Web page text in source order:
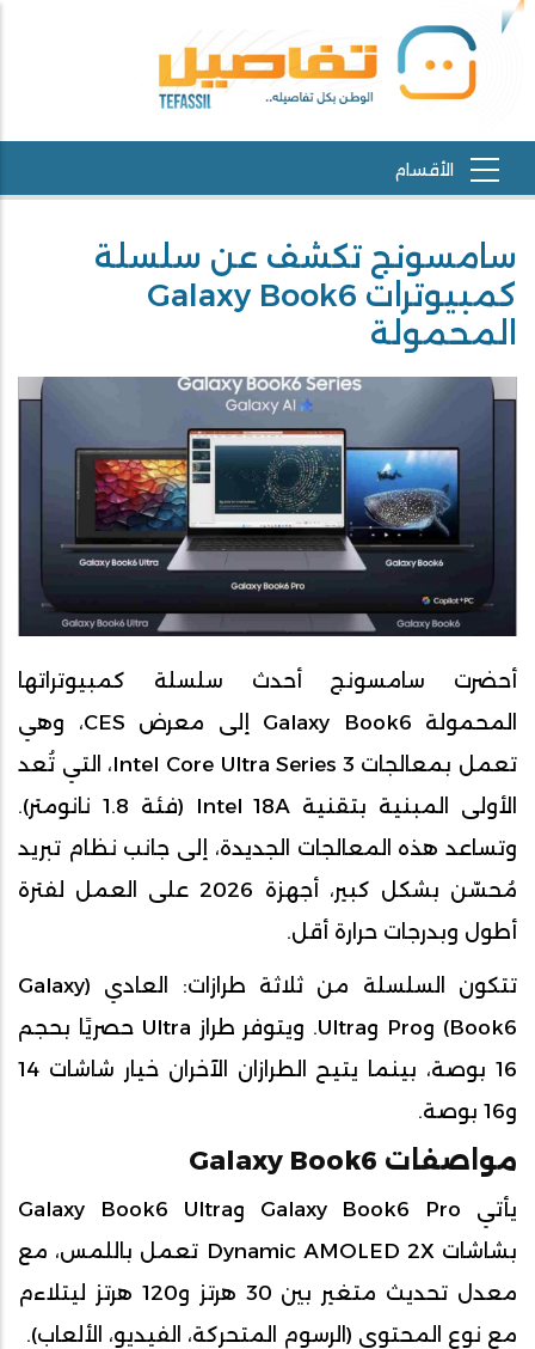
سامسونج تكشف عن سلسلة
كمبيوترات Galaxy Book6
المحمولة
أحضرت سامسونج أحدث سلسلة كمبيوتراتها
المحمولة Galaxy Book6 إلى معرض CES، وهي
تعمل بمعالجات Intel Core Ultra Series 3، التي تُعد
الأولى المبنية بتقنية Intel 18A (فئة 1.8 نانومتر).
وتساعد هذه المعالجات الجديدة، إلى جانب نظام تبريد
مُحسّن بشكل كبير، أجهزة 2026 على العمل لفترة
أطول وبدرجات حرارة أقل.
تتكون السلسلة من ثلاثة طرازات: العادي (Galaxy
Book6) وPro وUltra. ويتوفر طراز Ultra حصريًا بحجم
16 بوصة، بينما يتيح الطرازان الآخران خيار شاشات 14
و16 بوصة.
مواصفات Galaxy Book6
يأتي Galaxy Book6 Pro وGalaxy Book6 Ultra
بشاشات Dynamic AMOLED 2X تعمل باللمس، مع
معدل تحديث متغير بين 30 هرتز و120 هرتز ليتلاءم
مع نوع المحتوى (الرسوم المتحركة، الفيديو، الألعاب).